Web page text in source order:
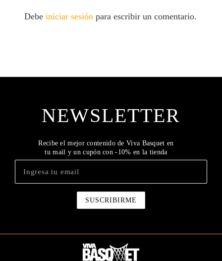
Debeiniciar sesiónpara escribir un comentario.
NEWSLETTER
Recibe el mejor contenido de Viva Basquet en
tu mail y un cupón con -10% en la tienda